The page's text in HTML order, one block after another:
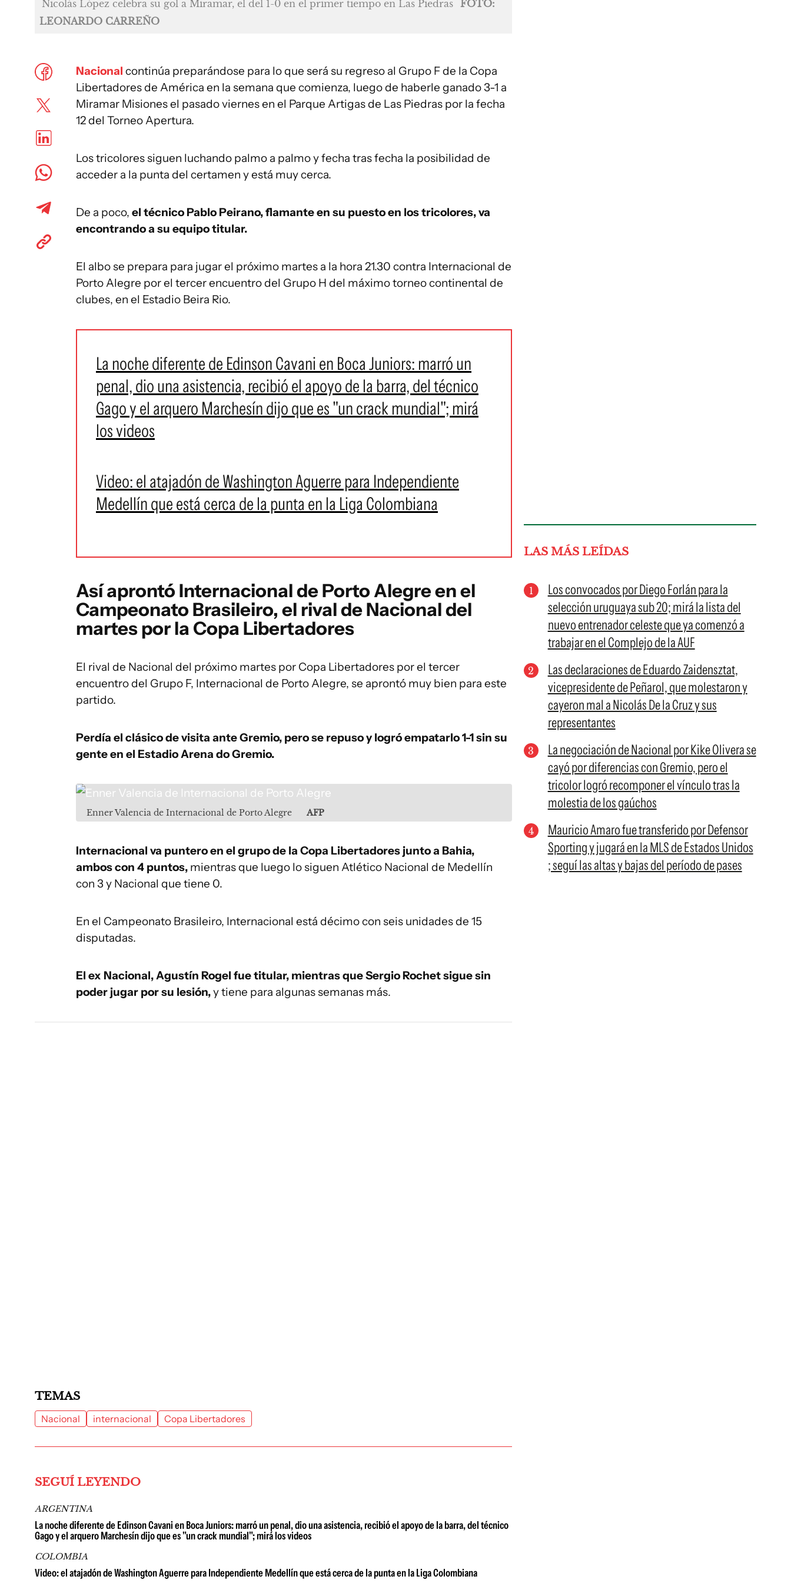
Nicolás López celebra su gol a Miramar, el del 1-0 en el primer tiempo en Las Piedras FOTO:
LEONARDO CARREÑO
Nacional continúa preparándose para lo que será su regreso al Grupo F de la Copa
Libertadores de América en la semana que comienza, luego de haberle ganado 3-1 a
Miramar Misiones el pasado viernes en el Parque Artigas de Las Piedras por la fecha
12 del Torneo Apertura.
Los tricolores siguen luchando palmo a palmo y fecha tras fecha la posibilidad de
acceder a la punta del certamen y está muy cerca.
De a poco, el técnico Pablo Peirano, flamante en su puesto en los tricolores, va
encontrando a su equipo titular.
El albo se prepara para jugar el próximo martes a la hora 21.30 contra Internacional de
Porto Alegre por el tercer encuentro del Grupo H del máximo torneo continental de
clubes, en el Estadio Beira Rio.
La noche diferente de Edinson Cavani en Boca Juniors: marró un
penal, dio una asistencia, recibió el apoyo de la barra, del técnico
Gago y el arquero Marchesín dijo que es "un crack mundial"; mirá
los videos
Video: el atajadón de Washington Aguerre para Independiente
Medellín que está cerca de la punta en la Liga Colombiana
Así aprontó Internacional de Porto Alegre en el
Campeonato Brasileiro, el rival de Nacional del
martes por la Copa Libertadores
El rival de Nacional del próximo martes por Copa Libertadores por el tercer
encuentro del Grupo F, Internacional de Porto Alegre, se aprontó muy bien para este
partido.
Perdía el clásico de visita ante Gremio, pero se repuso y logró empatarlo 1-1 sin su
gente en el Estadio Arena do Gremio.
Enner Valencia de Internacional de Porto Alegre AFP
Internacional va puntero en el grupo de la Copa Libertadores junto a Bahia,
ambos con 4 puntos, mientras que luego lo siguen Atlético Nacional de Medellín
con 3 y Nacional que tiene 0.
En el Campeonato Brasileiro, Internacional está décimo con seis unidades de 15
disputadas.
El ex Nacional, Agustín Rogel fue titular, mientras que Sergio Rochet sigue sin
poder jugar por su lesión,y tiene para algunas semanas más.
LAS MÁS LEÍDAS
Los convocados por Diego Forlán para la
selección uruguaya sub 20; mirá la lista del
nuevo entrenador celeste que ya comenzó a
trabajar en el Complejo de la AUF
Las declaraciones de Eduardo Zaidensztat,
vicepresidente de Peñarol, que molestaron y
cayeron mal a Nicolás De la Cruz y sus
representantes
La negociación de Nacional por Kike Olivera se
cayó por diferencias con Gremio, pero el
tricolor logró recomponer el vínculo tras la
molestia de los gaúchos
Mauricio Amaro fue transferido por Defensor
Sporting y jugará en la MLS de Estados Unidos
; seguí las altas y bajas del período de pases
TEMAS
Nacional internacional Copa Libertadores
SEGUÍ LEYENDO
ARGENTINA
La noche diferente de Edinson Cavani en Boca Juniors: marró un penal, dio una asistencia, recibió el apoyo de la barra, del técnico
Gago y el arquero Marchesín dijo que es "un crack mundial"; mirá los videos
COLOMBIA
Video: el atajadón de Washington Aguerre para Independiente Medellín que está cerca de la punta en la Liga Colombiana